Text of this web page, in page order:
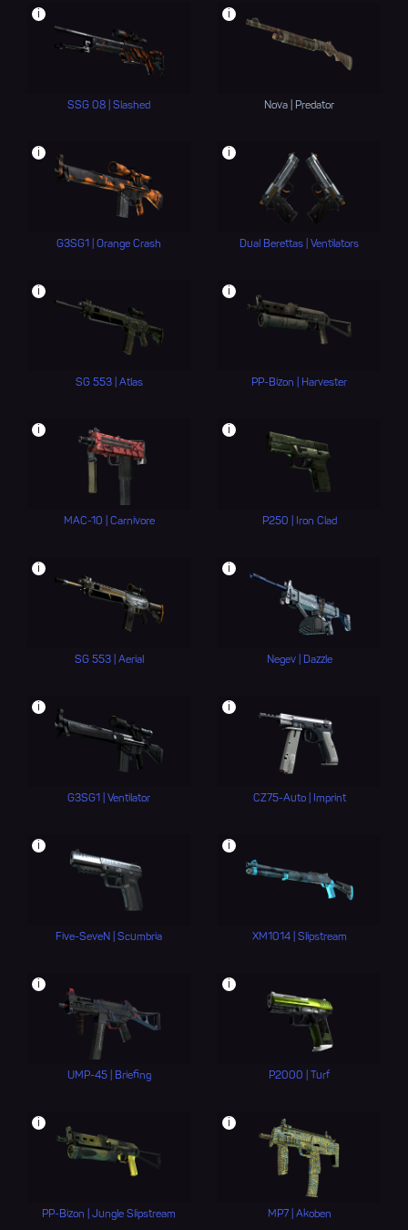
i
SSG 08 | Slashed
i
Nova | Predator
i
G3SG1 | Orange Crash
i
Dual Berettas | Ventilators
i
SG 553 | Atlas
i
PP-Bizon | Harvester
i
MAC-10 | Carnivore
i
P250 | Iron Clad
i
SG 553 | Aerial
i
Negev | Dazzle
i
G3SG1 | Ventilator
i
CZ75-Auto | Imprint
i
Five-SeveN | Scumbria
i
XM1014 | Slipstream
i
UMP-45 | Briefing
i
P2000 | Turf
i
PP-Bizon | Jungle Slipstream
i
MP7 | Akoben